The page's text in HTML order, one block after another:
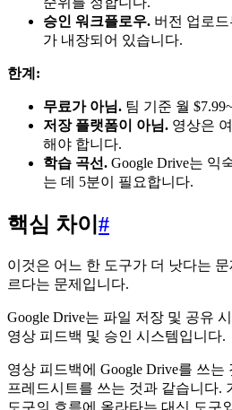
승인 워크플로우. 버전 업로
가 내장되어 있습니다.
한계:
무료가 아님. 팀 기준 월
저장 플랫폼이 아님. 영상은
해야 합니다.
학습 곡선. Google Drive는 익
는 데 5분이 필요합니다.
핵심 차이 #
이것은 어느 한 도구가 더 낫다는
르다는 문제입니다.
Google Drive는 파일 저장 및 공유
영상 피드백 및 승인 시스템입니다.
영상 피드백에 Google Drive를 쓰
프레드시트를 쓰는 것과 같습니다.